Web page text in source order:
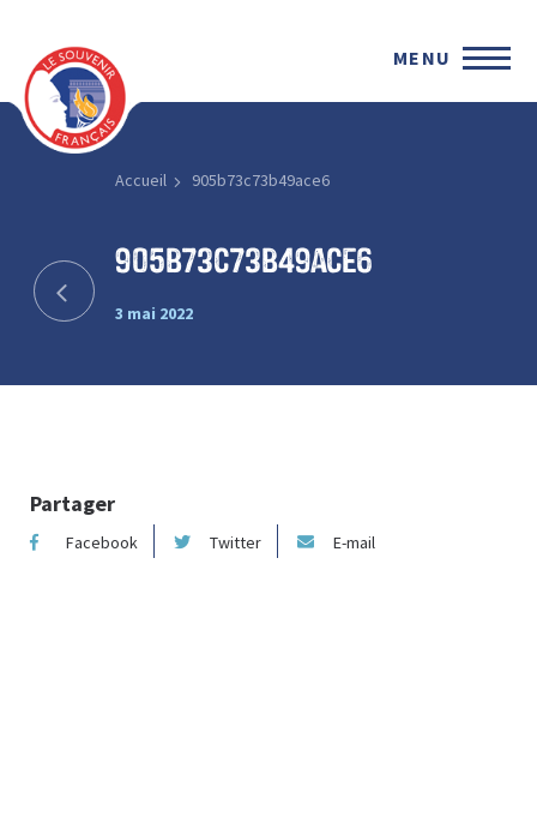
MENU
Accueil 905b73c73b49ace6
905b73c73b49ace6
3 mai 2022
Partager
Facebook Twitter E-mail